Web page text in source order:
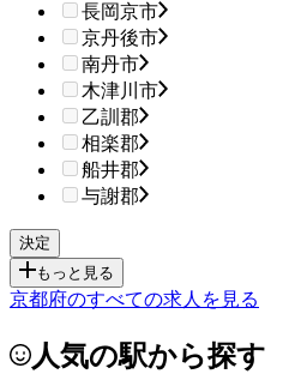
長岡京市
京丹後市
南丹市
木津川市
乙訓郡
相楽郡
船井郡
与謝郡
もっと見る
京都府のすべての求人を見る
人気の駅から探す